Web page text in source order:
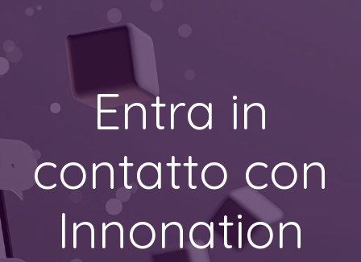
Entra in
contatto con
Innonation